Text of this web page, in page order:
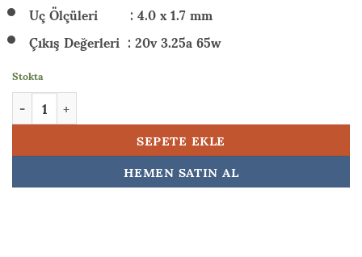
Uç Ölçüleri : 4.0 x 1.7 mm
Çıkış Değerleri : 20v 3.25a 65w
Stokta
Lenovo IdeaPad S145-15IKB 81XM 65W Orijinal Adaptör Şarj
SEPETE EKLE
HEMEN SATIN AL